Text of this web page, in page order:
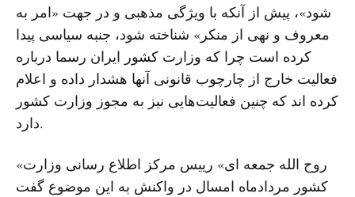
شود»، پیش از آنکه با ویژگی مذهبی و در جهت «امر به
معروف و نهی از منکر» شناخته شود، جنبه سیاسی پیدا
کرده است چرا که وزارت کشور ایران رسما درباره
فعالیت خارج از چارچوب قانونی آنها هشدار داده و اعلام
کرده اند که چنین فعالیت‌هایی نیز به مجوز وزارت کشور
دارد.
«روح الله جمعه ای» رییس مرکز اطلاع رسانی وزارت
کشور مردادماه امسال در واکنش به این موضوع گفت